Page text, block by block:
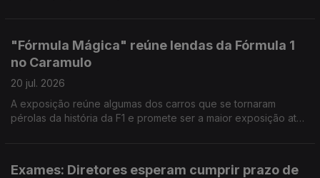
"Fórmula Mágica" reúne lendas da Fórmula 1
no Caramulo
20 jul. 2026
A exposição reúne algumas dos carros que se tornaram
pérolas da história da F1 e promete ser a maior exposição até
Exames: Diretores esperam cumprir prazo de